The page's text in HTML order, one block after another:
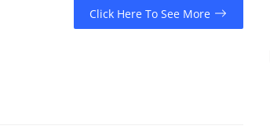
Click Here To See More